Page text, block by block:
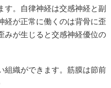
す。自律神経は交感神経と副
経が正常に働くのは背骨に歪
みが生じると交感神経優位の
組織ができます。筋膜は節前